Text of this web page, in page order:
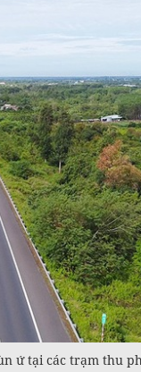
ứ tại các trạm thu